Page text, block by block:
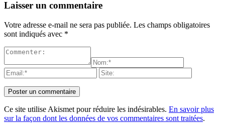
Laisser un commentaire
Votre adresse e-mail ne sera pas publiée. Les champs obligatoires
sont indiqués avec *
Ce site utilise Akismet pour réduire les indésirables. En savoir plus
sur la façon dont les données de vos commentaires sont traitées.